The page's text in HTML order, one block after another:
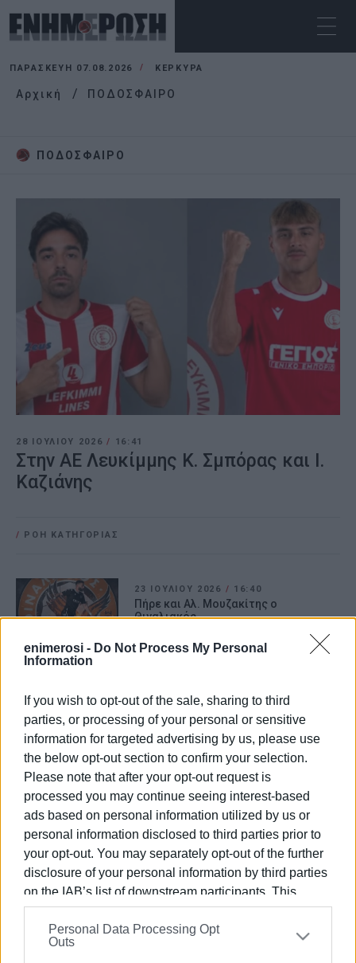
enimerosi - Do Not Process My Personal
Information
If you wish to opt-out of the sale, sharing to third
parties, or processing of your personal or sensitive
information for targeted advertising by us, please use
the below opt-out section to confirm your selection.
Please note that after your opt-out request is
processed you may continue seeing interest-based
ads based on personal information utilized by us or
personal information disclosed to third parties prior to
your opt-out. You may separately opt-out of the further
disclosure of your personal information by third parties
on the IAB’s list of downstream participants. This
information may also be disclosed by us to third parties
on theIAB’s List of Downstream Participants
that may
further disclose it to other third parties.
Personal Data Processing Opt
Outs
ΠΑΡΑΣΚΕΥΉ 07.08.2026 ΚΕΡΚΥΡΑ
Αρχική ΠΟΔΟΣΦΑΙΡΟ
ΠΟΔΟΣΦΑΙΡΟ
28 ΙΟΥΛΊΟΥ 2026/ 16:41
Στην ΑΕ Λευκίμμης Κ. Σμπόρας και Ι.
Καζιάνης
/ ΡΟΗ ΚΑΤΗΓΟΡΙΑΣ
23 ΙΟΥΛΊΟΥ 2026 / 16:40
Πήρε και Αλ. Μουζακίτης ο
Θιναλιακός
και Χάτζι
Επιστρέφει στον Θιναλιακό ο Γιώργος
Θεόδοτος
13 ΙΟΥΛΊΟΥ 2026/16:39
Με Ribeiro ξεκινά η νέα εποχή της
Ολυμπιάδας Καρουσάδων
Διπλή ενίσχυση για την ΑΕ Λευκίμμης
με Ανδριώτη και Αϊντινάι